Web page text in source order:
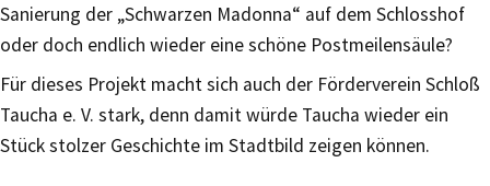
Sanierung der „Schwarzen Madonna“ auf dem Schlosshof
oder doch endlich wieder eine schöne Postmeilensäule?
Für dieses Projekt macht sich auch der Förderverein Schloß
Taucha e. V. stark, denn damit würde Taucha wieder ein
Stück stolzer Geschichte im Stadtbild zeigen können.